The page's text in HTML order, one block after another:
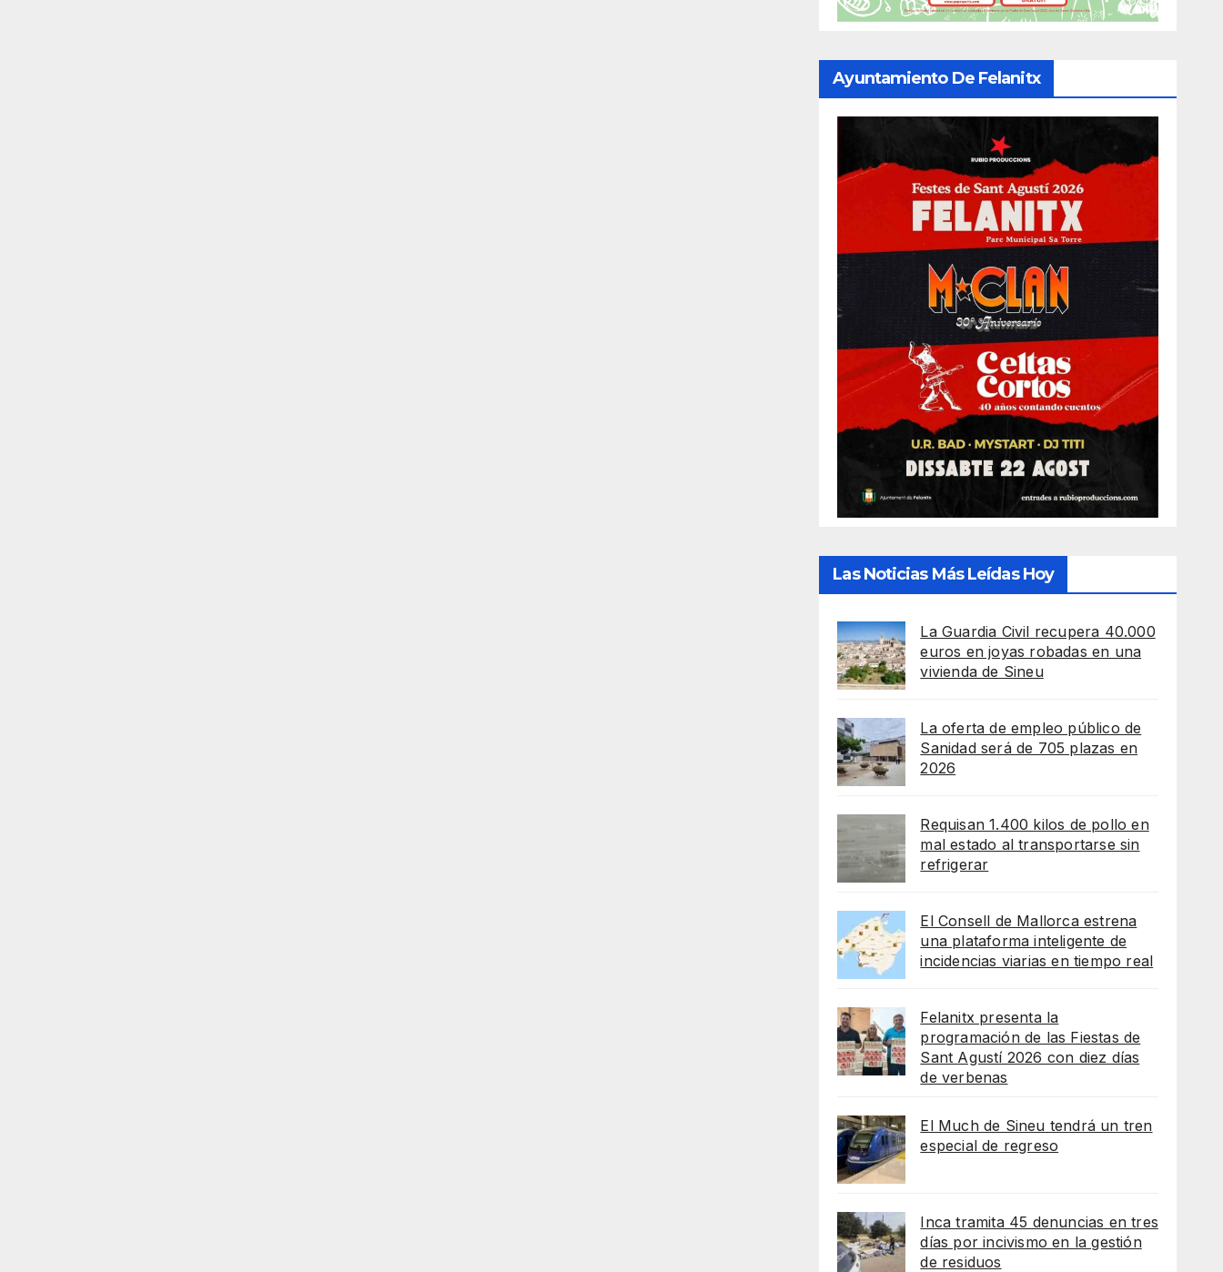
Ayuntamiento De Felanitx
Las Noticias Más Leídas Hoy
La Guardia Civil recupera 40.000
euros en joyas robadas en una
vivienda de Sineu
La oferta de empleo público de
Sanidad será de 705 plazas en
2026
Requisan 1.400 kilos de pollo en
mal estado al transportarse sin
refrigerar
El Consell de Mallorca estrena
una plataforma inteligente de
incidencias viarias en tiempo real
Felanitx presenta la
programación de las Fiestas de
Sant Agustí 2026 con diez días
de verbenas
El Much de Sineu tendrá un tren
especial de regreso
Inca tramita 45 denuncias en tres
días por incivismo en la gestión
de residuos